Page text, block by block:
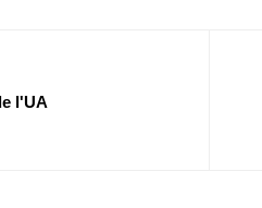
l'UA